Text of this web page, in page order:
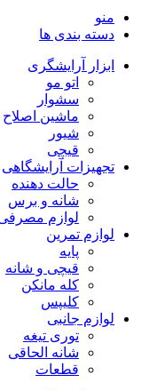
منو
دسته بندی ها
ابزار آرایشگری
اتو مو
سشوار
ماشین اصلاح
شیور
قیچی
تجهیزات آرایشگاهی
حالت دهنده
شانه و برس
لوازم
لوازم تمرین
پایه
قیچی و شانه
کله مانکن
کلیپس
لوازم جانبی
توری تیغه
شانه الحاقی
قطعات